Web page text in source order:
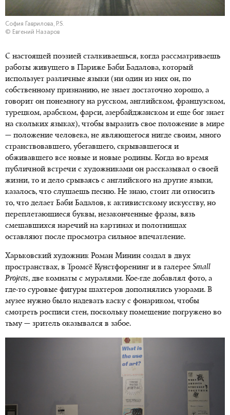
София Гаврилова, P.S.
© Евгений Назаров
С настоящей поэзией сталкиваешься, когда рассматриваешь
работы живущего в Париже Баби Бадалова, который
использует различные языки (ни один из них он, по
собственному признанию, не знает достаточно хорошо, а
говорит он понемногу на русском, английском, французском,
турецком, арабском, фарси, азербайджанском и еще бог знает
на скольких языках), чтобы выразить свое положение в мире
— положение человека, не являющегося нигде своим, много
странствовавшего, убегавшего, скрывавшегося и
обживавшего все новые и новые родины. Когда во время
публичной встречи с художниками он рассказывал о своей
жизни, то и дело срываясь с английского на другие языки,
казалось, что слушаешь песню. Не знаю, стоит ли относить
то, что делает Баби Бадалов, к активистскому искусству, но
переплетающиеся буквы, незаконченные фразы, вязь
смешавшихся наречий на картинах и полотнищах
оставляют после просмотра сильное впечатление.
Харьковский художник Роман Минин создал в двух
пространствах, в Тромсё Кунстфоренинг и в галерее Small
Projects, две комнаты с муралями. Кое-где добавлял фото, а
где-то суровые фигуры шахтеров дополнялись узорами. В
музее нужно было надевать каску с фонариком, чтобы
смотреть росписи стен, поскольку помещение погружено во
тьму — зритель оказывался в забое.